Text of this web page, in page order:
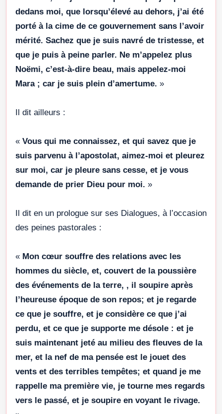
dedans moi, que lorsqu’élevé au dehors, j’ai été
porté à la cime de ce gouvernement sans l’avoir
mérité. Sachez que je suis navré de tristesse, et
que je puis à peine parler. Ne m’appelez plus
Noëmi, c’est-à-dire beau, mais appelez-moi
Mara ; car je suis plein d’amertume. »
Il dit ailleurs :
« Vous qui me connaissez, et qui savez que je
suis parvenu à l’apostolat, aimez-moi et pleurez
sur moi, car je pleure sans cesse, et je vous
demande de prier Dieu pour moi. »
Il dit en un prologue sur ses Dialogues, à l’occasion
des peines pastorales :
« Mon cœur souffre des relations avec les
hommes du siècle, et, couvert de la poussière
des événements de la terre, , il soupire après
l’heureuse époque de son repos; et je regarde
ce que je souffre, et je considère ce que j’ai
perdu, et ce que je supporte me désole : et je
suis maintenant jeté au milieu des fleuves de la
mer, et la nef de ma pensée est le jouet des
vents et des terribles tempêtes; et quand je me
rappelle ma première vie, je tourne mes regards
vers le passé, et je soupire en voyant le rivage.